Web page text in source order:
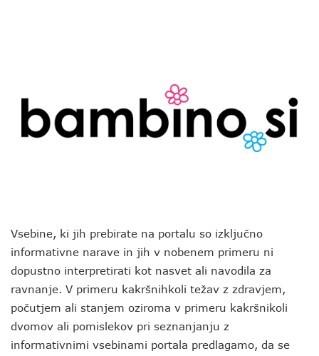
Vsebine, ki jih prebirate na portalu so izključno
informativne narave in jih v nobenem primeru ni
dopustno interpretirati kot nasvet ali navodila za
ravnanje. V primeru kakršnihkoli težav z zdravjem,
počutjem ali stanjem oziroma v primeru kakršnikoli
dvomov ali pomislekov pri seznanjanju z
informativnimi vsebinami portala predlagamo, da se